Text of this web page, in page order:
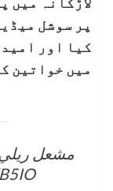
پر سوشل
کیا اور
میں خواتین
مشعل ريلي